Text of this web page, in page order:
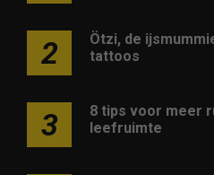
2
Ötzi, de
tattoos
3
8 tips voor meer
leefruimte